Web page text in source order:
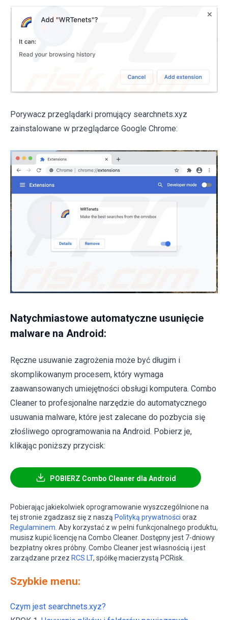
Porywacz przeglądarki promujący searchnets.xyz
zainstalowane w przeglądarce Google Chrome:
Natychmiastowe automatyczne usunięcie
malware na Android:
Ręczne usuwanie zagrożenia może być długim i
skomplikowanym procesem, który wymaga
zaawansowanych umiejętności obsługi komputera. Combo
Cleaner to profesjonalne narzędzie do automatycznego
usuwania malware, które jest zalecane do pozbycia się
złośliwego oprogramowania na Android. Pobierz je,
klikając poniższy przycisk:
POBIERZ Combo Cleaner dla Android
Pobierając jakiekolwiek oprogramowanie wyszczególnione na
tej stronie zgadzasz się z naszą Polityką prywatności oraz
Regulaminem. Aby korzystać z w pełni funkcjonalnego produktu,
musisz kupić licencję na Combo Cleaner. Dostępny jest 7-dniowy
bezpłatny okres próbny. Combo Cleaner jest własnością i jest
zarządzane przez RCS LT, spółkę macierzystą PCRisk.
Szybkie menu:
Czym jest searchnets.xyz?